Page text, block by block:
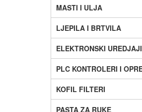
MASTI I ULJA
LJEPILA I BRTVILA
ELEKTRONSKI UREDJAJI
PLC KONTROLERI I
KOFIL FILTERI
PASTA ZA RUKE